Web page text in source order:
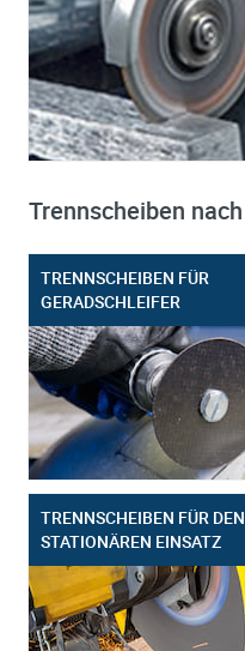
Trennscheiben
TRENNSCHEIBEN FÜR
GERADSCHLEIFER
TRENNSCHEIBEN FÜR DEN
STATIONÄREN EINSATZ